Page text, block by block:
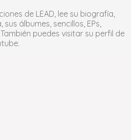
de LEAD, lee su biografía,
álbumes, sencillos, EPs,
puedes visitar su perfil de